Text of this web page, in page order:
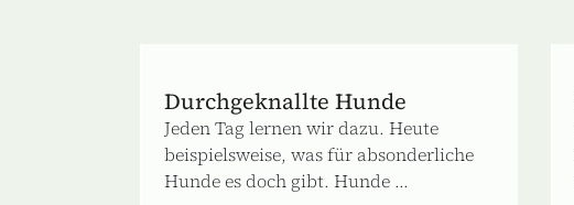
Durchgeknallte Hunde
Jeden Tag lernen wir dazu. Heute
beispielsweise, was für absonderliche
Hunde es doch gibt. Hunde ...